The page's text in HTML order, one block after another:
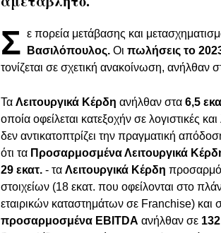
Σ ε πορεία μετάβασης και
Βασιλόπουλος. Οι πωλήσεις το
τονίζεται σε σχετική ανακοίνωση, ανήλθαν
Τα Λειτουργικά Κέρδη ανήλθαν στα 6,5
οποία οφείλεται κατεξοχήν σε λογιστικές
δεν αντικατοπτρίζει την πραγματική
ότι τα Προσαρμοσμένα Λειτουργικά
29 εκατ. - τα Λειτουργικά Κέρδη
στοιχείων (18 εκατ. που οφείλονται στο
εταιρικών καταστημάτων σε Franchise) και
προσαρμοσμένα EBITDA ανήλθαν σε